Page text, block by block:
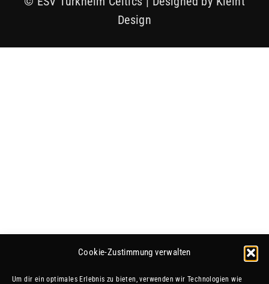
Cookie-Zustimmung verwalten
Um dir ein optimales Erlebnis zu bieten, verwenden wir Technologien wie
Design